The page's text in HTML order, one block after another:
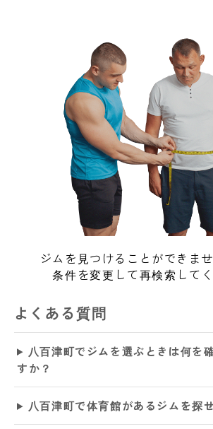
ジムを見つけることができませ
条件を変更して再検索してく
よくある質問
八百津町でジムを選ぶときは何を
すか？
八百津町で体育館があるジムを探